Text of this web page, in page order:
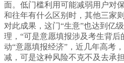
面。低门槛利用可能减弱用户对
和往年有什么区别时，其他三家
对此成果，这门“生意”也达到亿
理，“可是意愿填报涉及考生背
动“意愿填报经济”，近几年高考
减，可是这种风险不克不及去承